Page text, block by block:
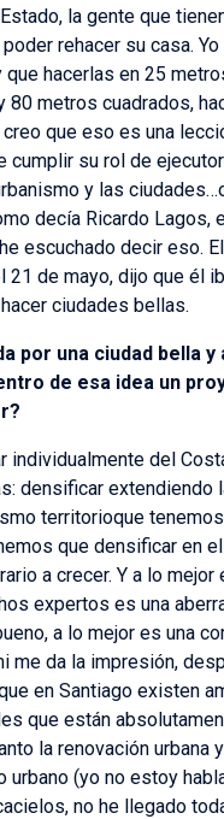
la gente que
rehacer su casa.
que hacerlas en 25
80 metros cuadrados,
que eso es una
cumplir su rol de
y las
decía Ricardo Lagos,
escuchado decir eso.
21 de mayo, dijo que él
ciudades bellas.
por una ciudad bella y
de esa idea un
individualmente del
densificar extendiendo
territorioque
que densificar en
a crecer. Y a lo
expertos es una
a lo mejor es una
me da la impresión,
en Santiago existen
que están
la renovación urbana
urbano (yo no estoy
no he llegado